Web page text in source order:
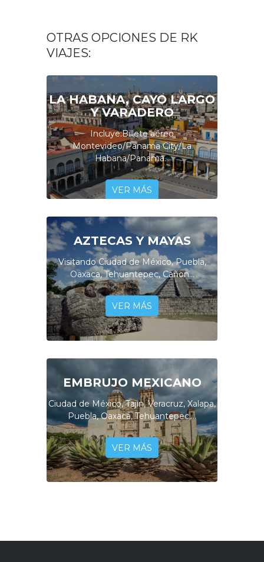
OTRAS OPCIONES DE RK
VIAJES:
LA HABANA, CAYO LARGO
Y VARADERO
Incluye:Billete aéreo
Montevideo/Panama City/La
Habana/Panama...
VER MÁS
AZTECAS Y MAYAS
Visitando Ciudad de México, Puebla,
Oaxaca, Tehuantepec, Cañon...
VER MÁS
EMBRUJO MEXICANO
Ciudad de México, Tajin, Veracruz, Xalapa,
Puebla, Oaxaca, Tehuantepec,...
VER MÁS